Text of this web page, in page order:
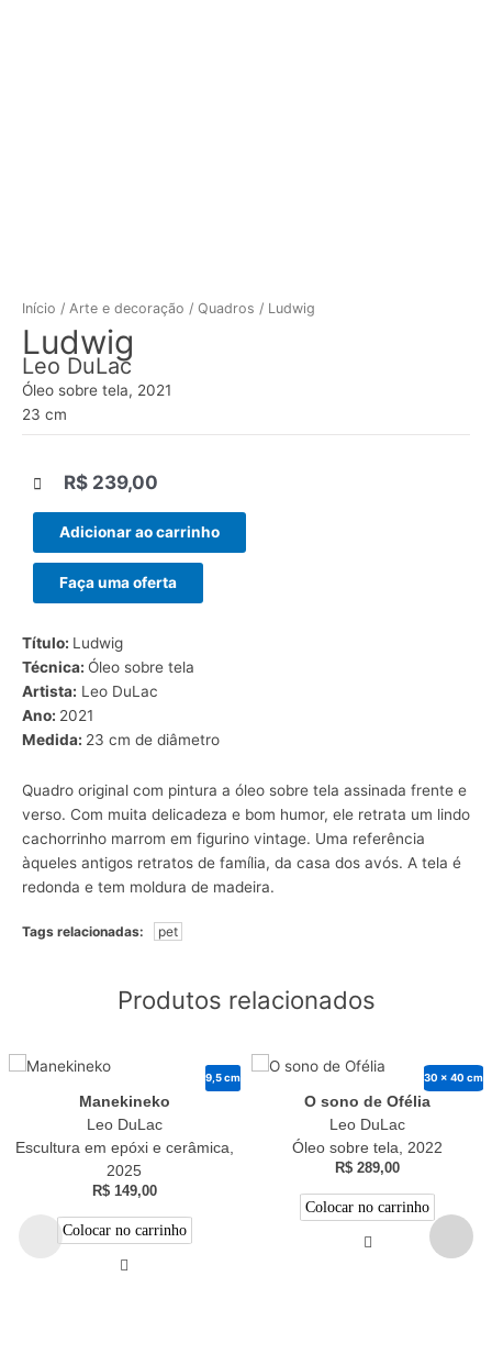
Início / Arte e decoração / Quadros / Ludwig
Ludwig
Leo DuLac
Óleo sobre tela, 2021
23 cm
R$ 239,00
Adicionar ao carrinho
Faça uma oferta
Título: Ludwig
Técnica: Óleo sobre tela
Artista: Leo DuLac
Ano: 2021
Medida: 23 cm de diâmetro
Quadro original com pintura a óleo sobre tela assinada frente e
verso. Com muita delicadeza e bom humor, ele retrata um lindo
cachorrinho marrom em figurino vintage. Uma referência
àqueles antigos retratos de família, da casa dos avós. A tela é
redonda e tem moldura de madeira.
Tags relacionadas: pet
Produtos relacionados
9,5 cm
Manekineko
Leo DuLac
Escultura em epóxi e cerâmica,
2025
R$149,00
Colocar no carrinho
30 x 40 cm
O sono de Ofélia
Leo DuLac
Óleo sobre tela, 2022
R$ 289,00
Colocar no carrinho